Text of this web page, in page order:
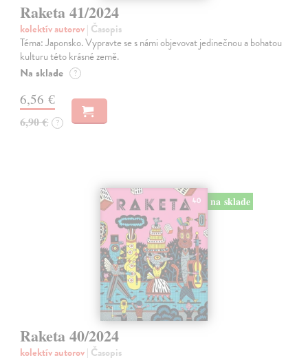
Raketa 41/2024
kolektív autorov| Časopis
Téma: Japonsko. Vypravte se s námi objevovat jedinečnou a bohatou
kulturu této krásné země.
Na sklade ?
6,56 €
6,90 € ?
na sklade
Raketa 40/2024
kolektív autorov| Časopis